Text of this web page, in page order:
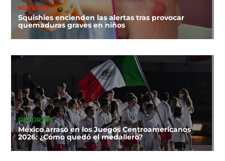
NOTICIAS
Squishies encienden las alertas tras provocar
quemaduras graves en niños
DEPORTES
México arrasó en los Juegos Centroamericanos
2026: ¿Cómo quedó el medallero?